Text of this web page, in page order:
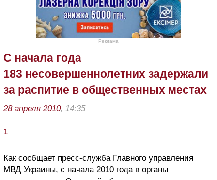
Реклама
С начала года
183 несовершеннолетних задержали
за распитие в общественных местах
28 апреля 2010, 14:35
1
Как сообщает пресс-служба Главного управления
МВД Украины, с начала 2010 года в органы